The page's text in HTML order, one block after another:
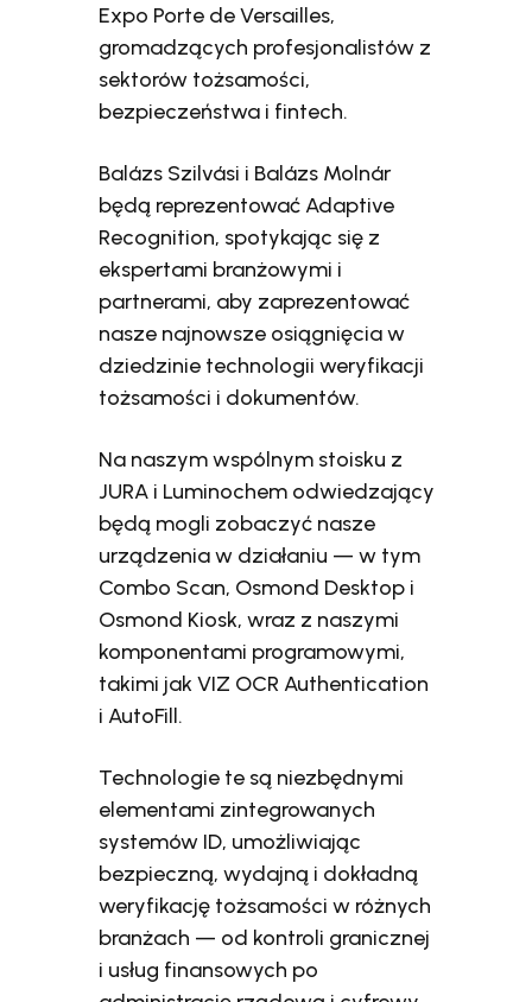
Expo Porte de Versailles,
gromadzących profesjonalistów z
sektorów tożsamości,
bezpieczeństwa i fintech.
Balázs Szilvási i Balázs Molnár
będą reprezentować Adaptive
Recognition, spotykając się z
ekspertami branżowymi i
partnerami, aby zaprezentować
nasze najnowsze osiągnięcia w
dziedzinie technologii weryfikacji
tożsamości i dokumentów.
Na naszym wspólnym stoisku z
JURA i Luminochem odwiedzający
będą mogli zobaczyć nasze
urządzenia w działaniu — w tym
Combo Scan, Osmond Desktop i
Osmond Kiosk, wraz z naszymi
komponentami programowymi,
takimi jak VIZ OCR Authentication
i AutoFill.
Technologie te są niezbędnymi
elementami zintegrowanych
systemów ID, umożliwiając
bezpieczną, wydajną i dokładną
weryfikację tożsamości w różnych
branżach — od kontroli granicznej
i usług finansowych po